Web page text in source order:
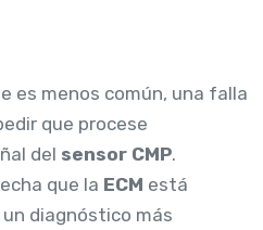
es menos común, una falla
que procese
del sensor CMP.
que la ECM está
diagnóstico más